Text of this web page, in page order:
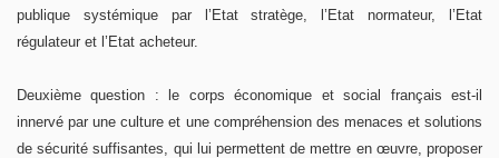
publique systémique par l’Etat stratège, l’Etat normateur, l’Etat
régulateur et l’Etat acheteur.
Deuxième question : le corps économique et social français est-il
innervé par une culture et une compréhension des menaces et solutions
de sécurité suffisantes, qui lui permettent de mettre en œuvre, proposer